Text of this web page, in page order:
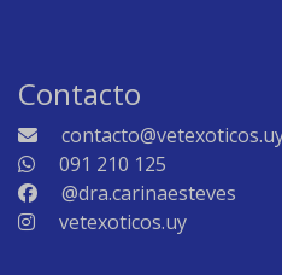
Contacto
091 210 125
@dra.carinaesteves
vetexoticos.uy